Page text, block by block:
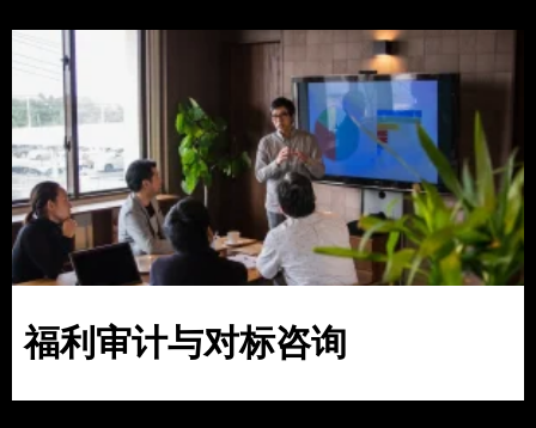
福利审计与对标咨询